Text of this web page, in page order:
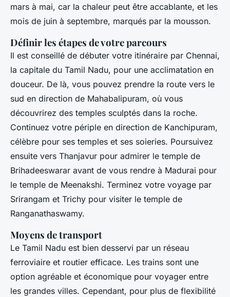
mars à mai, car la chaleur peut être accablante, et les
mois de juin à septembre, marqués par la mousson.
Définir les étapes de votre parcours
Il est conseillé de débuter votre itinéraire par Chennai,
la capitale du Tamil Nadu, pour une acclimatation en
douceur. De là, vous pouvez prendre la route vers le
sud en direction de Mahabalipuram, où vous
découvrirez des temples sculptés dans la roche.
Continuez votre périple en direction de Kanchipuram,
célèbre pour ses temples et ses soieries. Poursuivez
ensuite vers Thanjavur pour admirer le temple de
Brihadeeswarar avant de vous rendre à Madurai pour
le temple de Meenakshi. Terminez votre voyage par
Srirangam et Trichy pour visiter le temple de
Ranganathaswamy.
Moyens de transport
Le Tamil Nadu est bien desservi par un réseau
ferroviaire et routier efficace. Les trains sont une
option agréable et économique pour voyager entre
les grandes villes. Cependant, pour plus de flexibilité